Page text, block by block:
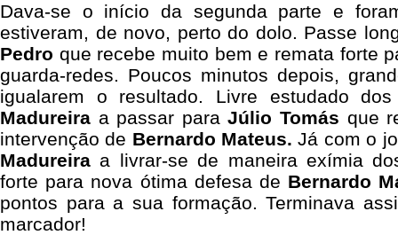
Dava-se o início da segunda parte e
estiveram, de novo, perto do dolo. Passe
Pedro que recebe muito bem e remata forte
guarda-redes. Poucos minutos depois,
igualarem o resultado. Livre estudado
Madureira a passar paraJúlio Tomás que
intervenção de Bernardo Mateus.Já com o
Madureira a livrar-se de maneira exímia
forte para nova ótima defesa de Bernardo
pontos para a sua formação. Terminava
marcador!